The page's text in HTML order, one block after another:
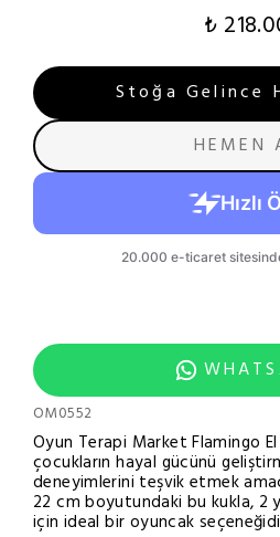
₺
Stoğa Gelince
HEMEN
OM0552
Oyun Terapi Market Flamingo El
çocukların hayal gücünü
deneyimlerini teşvik etmek
22 cm boyutundaki bu kukla, 2
için ideal bir oyuncak